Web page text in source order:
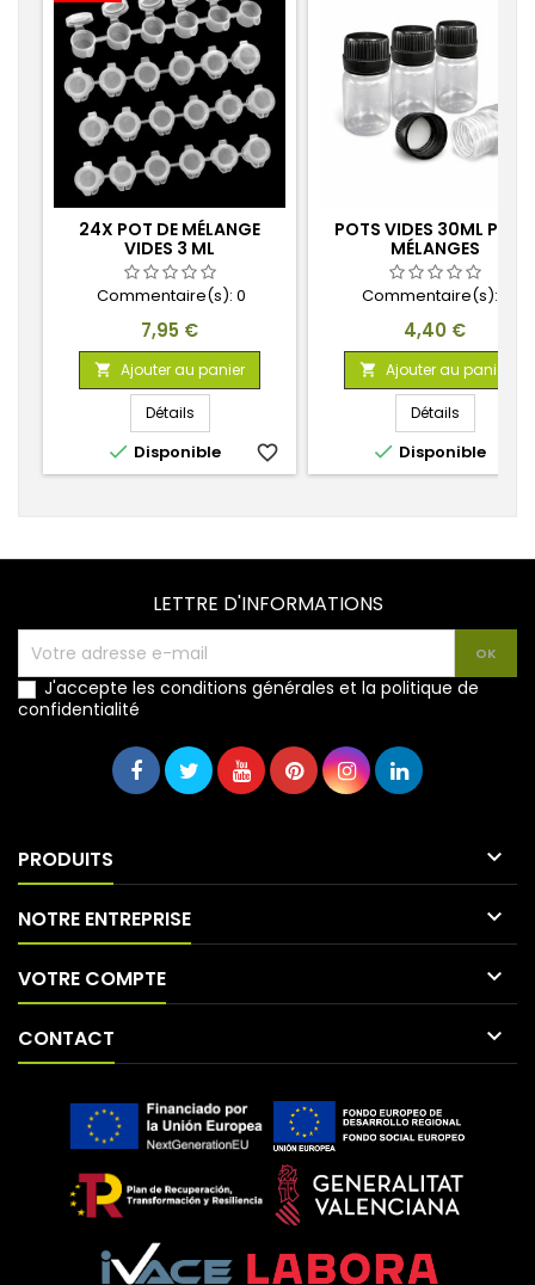
24X POT DE MÉLANGE
VIDES 3 ML
Commentaire(s): 0
Prix
7,95 €
 Ajouter au panier
Détails
 Disponible favorite_border
POTS VIDES 30ML POUR
MÉLANGES
Commentaire(s):
Prix
4,40 €
 Ajouter au panier
Détails
 Disponible
LETTRE D'INFORMATIONS
J'accepte les conditions générales et la politique de
confidentialité
PRODUITS 
NOTRE ENTREPRISE 
VOTRE COMPTE 
CONTACT 